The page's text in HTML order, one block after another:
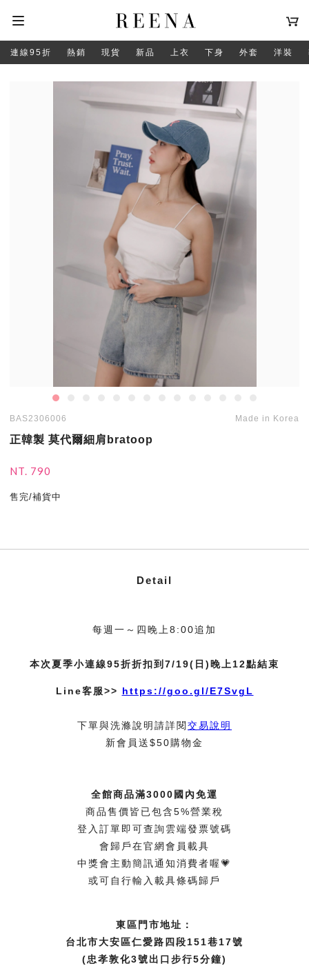
連線95折 熱銷 現貨 新品 上衣 下身 外套 洋裝
BAS2306006 Made in Korea
正韓製 莫代爾細肩bratoop
NT. 790
售完/補貨中
Detail
每週一～四晚上8:00追加
本次夏季小連線95折折扣到7/19(日)晚上12點結束
Line客服>> https://goo.gl/E7SvgL
下單與洗滌說明請詳閱交易說明
新會員送$50購物金
全館商品滿3000國內免運
商品售價皆已包含5%營業稅
登入訂單即可查詢雲端發票號碼
會歸戶在官網會員載具
中獎會主動簡訊通知消費者喔💗
或可自行輸入載具條碼歸戶
東區門市地址：
台北市大安區仁愛路四段151巷17號
(忠孝敦化3號出口步行5分鐘)